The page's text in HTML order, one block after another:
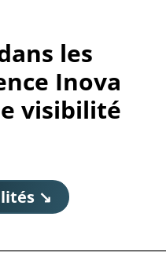
les
Inova
visibilité
↘